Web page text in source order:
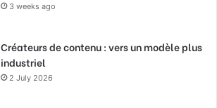
3 weeks ago
Créateurs de contenu : vers un modèle plus
industriel
2 July 2026